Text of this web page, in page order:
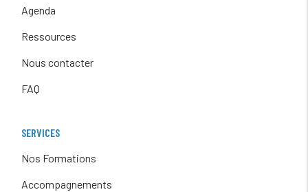
Agenda
Ressources
Nous contacter
FAQ
SERVICES
Nos Formations
Accompagnements